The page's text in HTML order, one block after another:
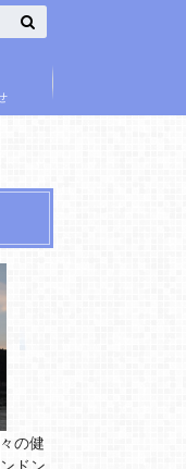
の健
ドン